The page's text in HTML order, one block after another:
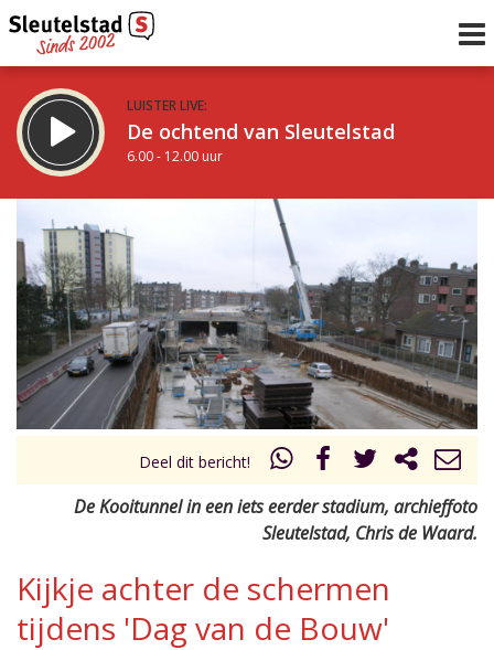
LUISTER LIVE:
De ochtend van Sleutelstad
6.00 - 12.00 uur
De middag van Sleutelstad
12.00 - 17.00 uur
Vorig uur
Volgend uur
Inklappen
Deel dit bericht!
De Kooitunnel in een iets eerder stadium, archieffoto
Sleutelstad, Chris de Waard.
Kijkje achter de schermen
tijdens 'Dag van de Bouw'